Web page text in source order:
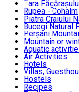
NATURE
ACTIVE TOURISM
ACCOMMODATION
CULTURAL
Țara
Rupea - Cohalm
ECO
Piatra Craiului
Bucegi Natural
Perșani
Făgăraș
Postăvarul
Măgura Codlei
Ciucaș Mountains
Protected areas
Other natural
Speoturism
Mountain or
Aquatic
Air Activities
Adventure,
Cycling, Running
Other activities
Hotels
Villas,
Hostels
Cottages
Recipes